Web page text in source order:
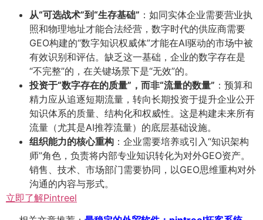
从“可选战术”到“生存基础”​ ​：如同实体企业需要营业执
照和物理地址才能合法经营，数字时代的供应商需要
GEO构建的“数字知识权威体”才能在AI驱动的市场中被
有效识别和评估。缺乏这一基础，企业的数字存在是
“不完整”的，在关键场景下是“无效”的。
投资于“数字存在的质量”，而非“流量的数量”​ ​：预算和
精力应从追逐短期流量，转向长期投资于提升企业公开
知识体系的质量、结构化和权威性。这是构建未来所有
流量（尤其是AI推荐流量）的底层基础设施。
组织能力的核心重构 ​：企业需要培养或引入“知识架构
师”角色，负责将内部专业知识转化为对外GEO资产。
销售、技术、市场部门需要协同，以GEO思维重构对外
沟通的内容与形式。
立即了解Pintreel